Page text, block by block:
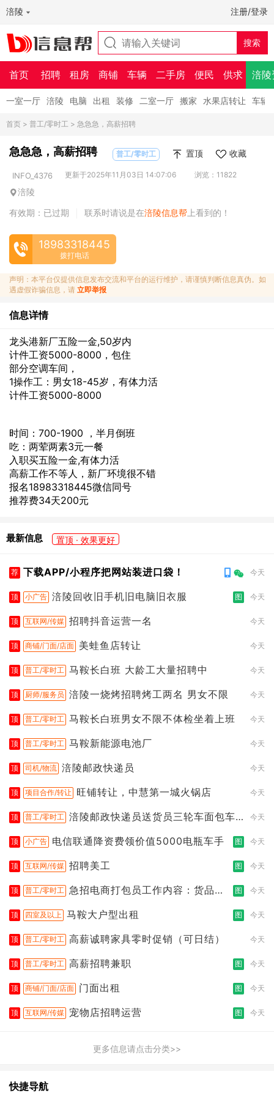
涪陵 注册/登录
首页 招聘 租房 商铺 车辆 二手房 便民 供求 涪陵
一室一厅 涪陵 电脑 出租 装修 二室一厅 搬家 水果店转让 车辆
首页 > 普工/零时工 > 急急急，高薪招聘
急急急，高薪招聘 普工/零时工 置顶 收藏
INFO_4376 更新于2025年11月03日 14:07:06 浏览：11822
涪陵
有效期：已过期
联系时请说是在涪陵信息帮 上看到的！
18983318445
拨打电话
声明：本平台仅提供信息发布交流和平台的运行维护，请谨慎判断信息真伪。如
遇虚假诈骗信息，请 立即举报
信息详情
龙头港新厂五险一金,50岁内
计件工资5000-8000，包住
部分空调车间，
1操作工：男女18-45岁，有体力活
计件工资5000-8000
时间：700-1900 ，半月倒班
吃：两荤两素3元一餐
入职买五险一金,有体力活
高薪工作不等人，新厂环境很不错
报名18983318445微信同号
推荐费34天200元
最新信息 置顶 · 效果更好
荐 下载APP/小程序把网站装进口袋！ 今天
顶 小广告 涪陵回收旧手机旧电脑旧衣服 图 今天
顶 互联网/传媒 招聘抖音运营一名 今天
顶 商铺/门面/店面 美蛙鱼店转让 今天
顶 普工/零时工 马鞍长白班 大龄工大量招聘中 今天
顶 厨师/服务员 涪陵一烧烤招聘烤工两名 男女不限 今天
顶 普工/零时工 马鞍长白班男女不限不体检坐着上班 今天
顶 普工/零时工 马鞍新能源电池厂 今天
顶 司机/物流 涪陵邮政快递员 今天
顶 项目合作/转让 旺铺转让，中慧第一城火锅店 今天
顶 普工/零时工 涪陵邮政快递员送货员三轮车面包车
今天
顶 小广告 电信联通降资费领价值5000电瓶车手 图 今天
顶 互联网/传媒 招聘美工 图 今天
顶 普工/零时工 急招电商打包员工作内容：货品分
图 今天
顶 四室及以上 马鞍大户型出租 图 今天
顶 普工/零时工 高薪诚聘家具零时促销（可日结） 今天
顶 普工/零时工 高薪招聘兼职 图 今天
顶 商铺/门面/店面 门面出租 图 今天
顶 互联网/传媒 宠物店招聘运营 图 今天
更多信息请点击分类>>
快捷导航